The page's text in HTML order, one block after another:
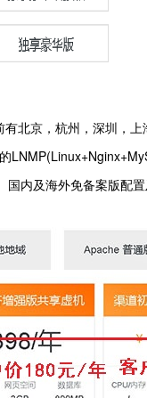
北京，杭州，深圳，
内及海外免备案版配